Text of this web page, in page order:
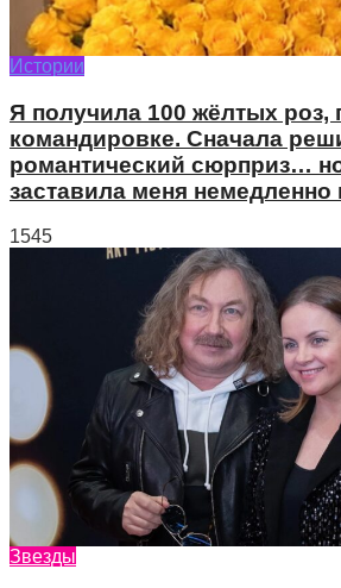
Истории
Я получила 100 жёлтых
командировке. Сначала
романтический сюрприз…
заставила меня немедленно
1545
Звезды